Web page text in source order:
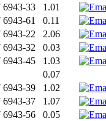
6943-33 1.01
6943-61 0.11
6943-22 2.06
6943-32 0.03
6943-45 1.03
0.07
6943-39 1.02
6943-37 1.07
6943-56 0.05